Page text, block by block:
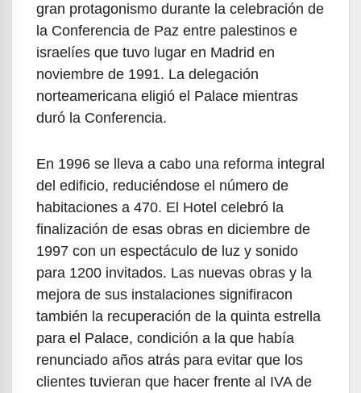
gran protagonismo durante la celebración de
la Conferencia de Paz entre palestinos e
israelíes que tuvo lugar en Madrid en
noviembre de 1991. La delegación
norteamericana eligió el Palace mientras
duró la Conferencia.
En 1996 se lleva a cabo una reforma integral
del edificio, reduciéndose el número de
habitaciones a 470. El Hotel celebró la
finalización de esas obras en diciembre de
1997 con un espectáculo de luz y sonido
para 1200 invitados. Las nuevas obras y la
mejora de sus instalaciones signifiracon
también la recuperación de la quinta estrella
para el Palace, condición a la que había
renunciado años atrás para evitar que los
clientes tuvieran que hacer frente al IVA de